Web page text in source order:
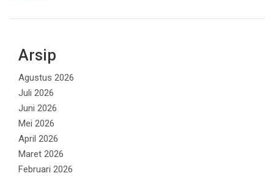
Arsip
Agustus 2026
Juli 2026
Juni 2026
Mei 2026
April 2026
Maret 2026
Februari 2026